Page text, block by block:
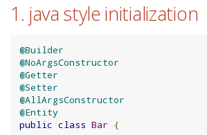
1. java style initialization
@Builder
@NoArgsConstructor
@Getter
@Setter
@AllArgsConstructor
@Entity
public class Bar {